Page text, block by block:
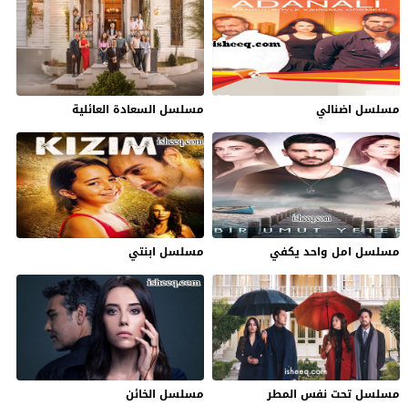
مسلسل اضنالي مسلسل السعادة العائلية
مسلسل امل واحد يكفي مسلسل ابنتي
مسلسل تحت نفس المطر مسلسل الخائن